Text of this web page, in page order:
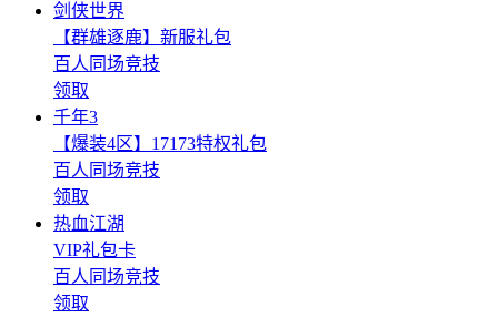
剑侠世界
【群雄逐鹿】新服礼包
百人同场竞技
领取
千年3
【爆装4区】17173特权礼包
百人同场竞技
领取
热血江湖
VIP礼包卡
百人同场竞技
领取